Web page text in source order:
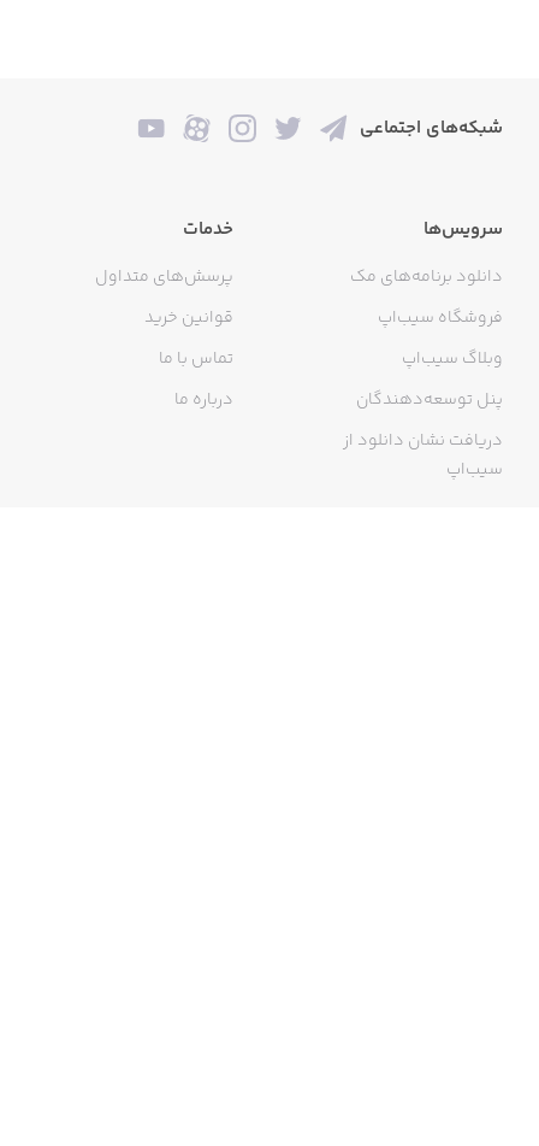
شبکه‌های اجتماعی
سرویس‌ها
دانلود برنامه‌های مک
فروشگاه سیب‌اپ
وبلاگ سیب‌اپ
پنل توسعه‌دهندگان
دریافت نشان دانلود از
سیب‌اپ
خدمات
پرسش‌های متداول
قوانین خرید
تماس با ما
درباره ما